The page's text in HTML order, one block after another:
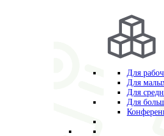
Для
Для
Для
Для